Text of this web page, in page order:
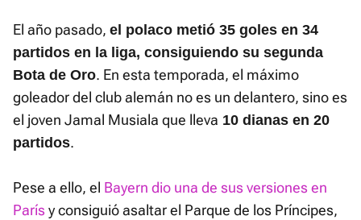
El año pasado, el polaco metió 35 goles en 34
partidos en la liga, consiguiendo su segunda
Bota de Oro. En esta temporada, el máximo
goleador del club alemán no es un delantero, sino es
el joven Jamal Musiala que lleva 10 dianas en 20
partidos.
Pese a ello, el Bayern dio una de sus versiones en
Parísy consiguió asaltar el Parque de los Príncipes,